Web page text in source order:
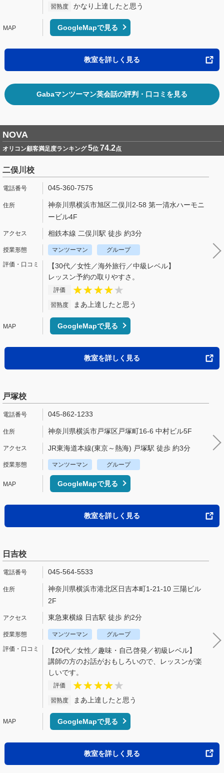
習熟度 かなり上達したと思う
GoogleMapで見る
教室を詳しく見る
Gabaマンツーマン英会話の評判・口コミを見る
NOVA
オリコン顧客満足度ランキング5位 74.2点
二俣川校
045-360-7575
神奈川県横浜市旭区二俣川2-58 第一清水ハーモニ
ービル4F
相鉄本線 二俣川駅 徒歩 約3分
マンツーマン グループ
【30代／女性／海外旅行／中級レベル】
レッスン予約の取りやすさ。
評価
習熟度 まあ上達したと思う
GoogleMapで見る
教室を詳しく見る
戸塚校
045-862-1233
神奈川県横浜市戸塚区戸塚町16-6 中村ビル5F
JR東海道本線(東京～熱海) 戸塚駅 徒歩 約3分
マンツーマン グループ
GoogleMapで見る
教室を詳しく見る
日吉校
045-564-5533
神奈川県横浜市港北区日吉本町1-21-10 三陽ビル
2F
東急東横線 日吉駅 徒歩 約2分
マンツーマン グループ
【20代／女性／趣味・自己啓発／初級レベル】
講師の方のお話がおもしろいので、レッスンが楽
しいです。
評価
習熟度 まあ上達したと思う
GoogleMapで見る
教室を詳しく見る